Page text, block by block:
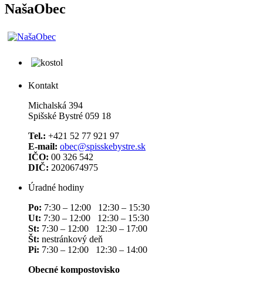
NašaObec
Kontakt
Michalská 394
Spišské Bystré 059 18
Tel.: +421 52 77 921 97
E-mail: obec@spisskebystre.sk
IČO: 00 326 542
DIČ: 2020674975
Úradné hodiny
Po: 7:30 – 12:00 12:30 – 15:30
Ut: 7:30 – 12:00 12:30 – 15:30
St: 7:30 – 12:00 12:30 – 17:00
Št: nestránkový deň
Pi: 7:30 – 12:00 12:30 – 14:00
Obecné kompostovisko